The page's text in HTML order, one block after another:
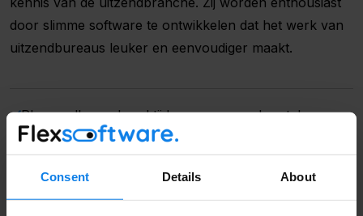
Consent Details About
door slimme software te ontwikkelen dat het werk van
uitzendbureaus leuker en eenvoudiger maakt.
Plan sneller en houd tijd over voor andere taken.
Zie in één oogopslag welke diensten open of ingevuld
zijn.
Kandidaten accepteren diensten direct via WhatsApp
of e-mail.
Volledige Naam